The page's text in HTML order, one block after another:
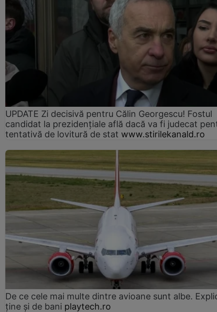
UPDATE Zi decisivă pentru Călin Georgescu! Fostul
candidat la prezidențiale află dacă va fi judecat
tentativă de lovitură de stat www.stirilekanald.ro
De ce cele mai multe dintre avioane sunt albe.
ține și de bani playtech.ro